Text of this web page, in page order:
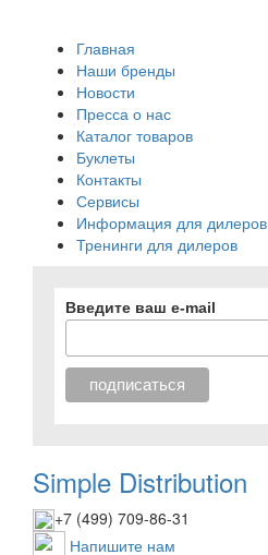
Главная
Наши бренды
Новости
Пресса о нас
Каталог товаров
Буклеты
Контакты
Сервисы
Информация для дилеров
Тренинги для дилеров
Введите ваш e-mail
Simple Distribution
+7 (499) 709-86-31
Напишите нам